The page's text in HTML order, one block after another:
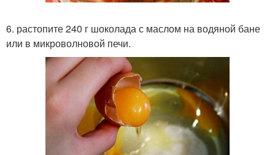
6. растопите 240 г шоколада с маслом на водяной бане
или в микроволновой печи.